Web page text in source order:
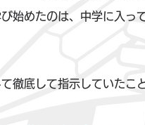
始めたのは、中学に入っ
徹底して指示していたこと